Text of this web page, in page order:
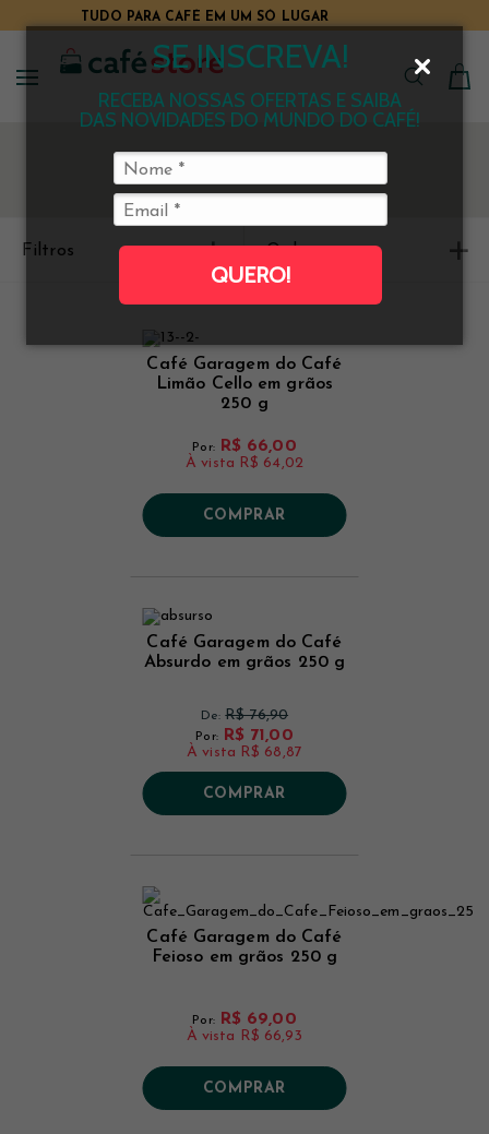
SE INSCREVA!
RECEBA NOSSAS OFERTAS E SAIBA
DAS NOVIDADES DO MUNDO DO CAFÉ!
QUERO!
TUDO PARA CAFÉ EM UM SÓ LUGAR
O E-COMMERCE DE CAFÉ MAIS COMPLETO DO BRASIL
Filtros Ordenar
Café Garagem do Café
Limão Cello em grãos
250 g
Por: R$ 66,00
À vista R$ 64,02
COMPRAR
Café Garagem do Café
Absurdo em grãos 250 g
De:R$ 76,90
Por: R$ 71,00
À vista R$ 68,87
COMPRAR
Café Garagem do Café
Feioso em grãos 250 g
Por: R$ 69,00
À vista R$ 66,93
COMPRAR